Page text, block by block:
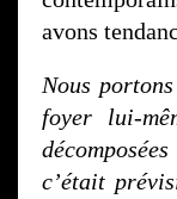
avons
Nous
foyer lui-
c’était